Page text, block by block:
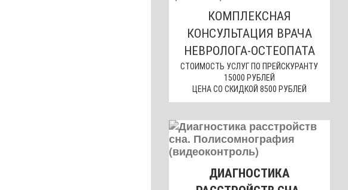
КОМПЛЕКСНАЯ
КОНСУЛЬТАЦИЯ ВРАЧА
НЕВРОЛОГА-ОСТЕОПАТА
СТОИМОСТЬ УСЛУГ ПО ПРЕЙСКУРАНТУ
15000 РУБЛЕЙ
ЦЕНА СО СКИДКОЙ 8500 РУБЛЕЙ
ДИАГНОСТИКА